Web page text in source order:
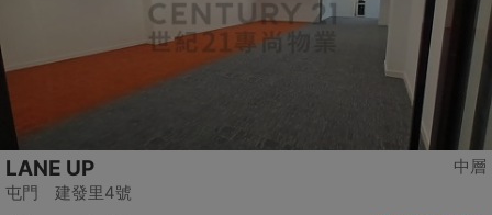
中層
LANE UP
屯門 建發里4號